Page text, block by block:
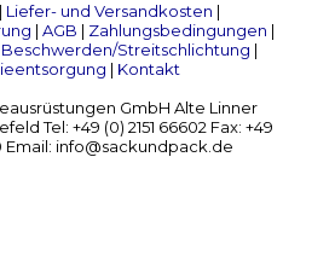
| Liefer- und Versandkosten |
| AGB | Zahlungsbedingungen |
Beschwerden/Streitschlichtung |
| Kontakt
GmbH Alte Linner
Tel: +49 (0) 2151 66602 Fax: +49
Email: info@sackundpack.de